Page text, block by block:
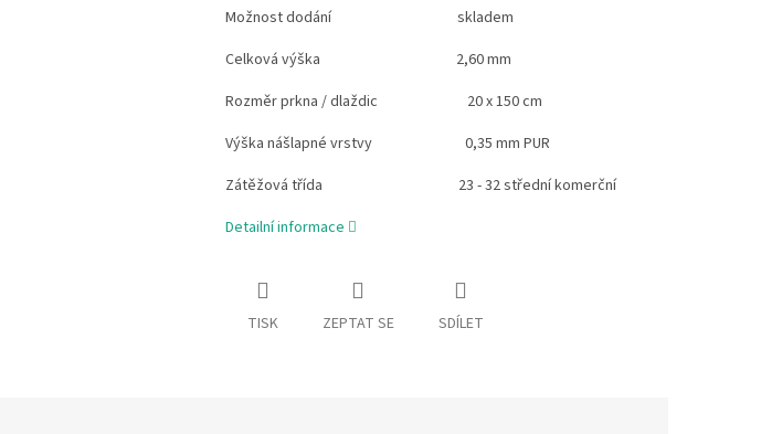
Možnost dodání skladem
Celková výška 2,60 mm
Rozměr prkna / dlaždic 20 x 150 cm
Výška nášlapné vrstvy 0,35 mm PUR
Zátěžová třída 23 - 32 střední komerční
Detailní informace
TISK ZEPTAT SE SDÍLET